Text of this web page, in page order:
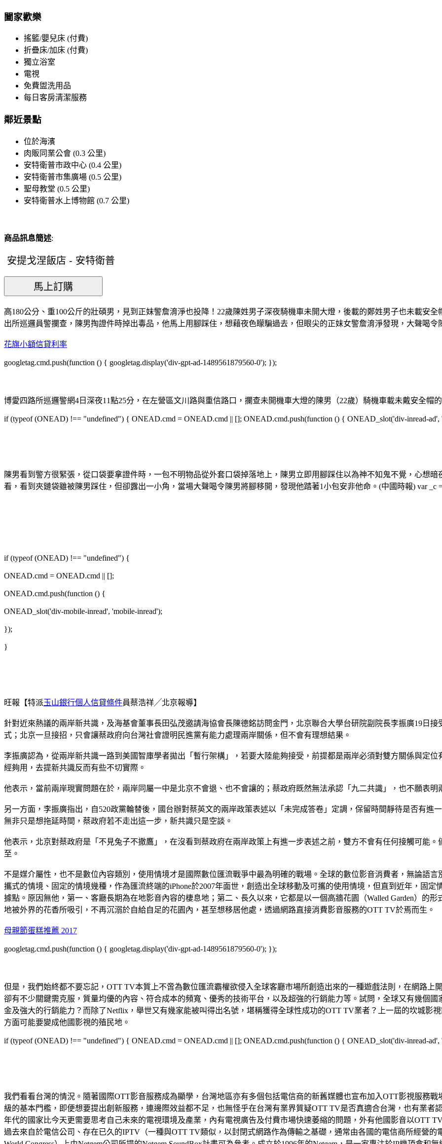
闔家歡樂
搖籃/嬰兒床 (付費)
折疊床/加床 (付費)
獨立浴室
電視
免費盥洗用品
每日客房清潔服務
鄰近景點
位於海濱
肉販同業公會 (0.3 公里)
安特衛普市政中心 (0.4 公里)
安特衛普市集廣場 (0.5 公里)
聖母教堂 (0.5 公里)
安特衛普水上博物館 (0.7 公里)
商品訊息簡述:
高180公分、重100公斤的壯碩男，見到正妹警詹淯淨也投降！22歲陳姓男子深夜騎機車未開大燈，後載的鄭姓男子也未載安
出所巡邏員警攔查，陳男掏證件時掉出毒品，他馬上用腳踩住，想藉夜色矇騙過去，但眼尖的正妹女警詹淯淨發現，大聲喝令
花旗小額信貸利率
googletag.cmd.push(function () { googletag.display('div-gpt-ad-1489561879560-0'); });
博愛四路所巡邏警網4日深夜11點25分，在左營區文川路與重信路口，攔查未開機車大燈的陳男（22歲）騎機車載未戴安全帽的
if (typeof (ONEAD) !== "undefined") { ONEAD.cmd = ONEAD.cmd || []; ONEAD.cmd.push(function () { ONEAD_slot('div-inread-ad',
陳男看到警方很緊張，從口袋要拿證件時，一包不明物品從外套口袋掉落地上，陳男立即用腳踩住以為神不知鬼不覺，心想
看，看到夾鏈袋雖被陳男踩住，但卻露出一小角，當場大聲喝令陳男將腳移開，發現他踏著1小包安非他命。(中國時報) var _c =
if (typeof (ONEAD) !== "undefined") {
ONEAD.cmd = ONEAD.cmd || [];
ONEAD.cmd.push(function () {
ONEAD_slot('div-mobile-inread', 'mobile-inread');
});
}
旺報【特派玉山銀行個人信貸條件員蔡浩祥╱北京報導】
針對近來熱議的兩岸新共識，及海基會董事長田弘茂邀請海協會長陳德銘訪問金門，北京聯合大學台研院副院長李振廣19日
式；北京一旦接招，只會讓蔡政府向台灣社會證明民進黨有能力處理兩岸關係，但不會有理想結果。
李振廣認為，從兩岸新共識一路到美國智庫學者拋出「暫行架構」，若要大陸能夠接受，前提都是兩岸必須對雙方關係與定
經夠用，去提新共識反而有些不切實際。
他表示，當前兩岸現實問題在於，兩岸同屬一中是北京不會退、也不會讓的；蔡政府既然無法承認「九二共識」，也不願表明
另一方面，李振廣指出，自520政黨輪替後，國台辦對蔡英文的兩岸政策表述以「未完成答卷」定調，保留時間靜待是否有進
無非只是想拖延時間，蔡政府若不走出這一步，新共識只是空談。
他表示，北京對蔡政府是「不見兔子不撒鷹」，在沒看到蔡政府在兩岸政策上有進一步表述之前，雙方不會有任何接觸可能
至。
不是媒介屬性，也不是數位內容類別，使用情境才是國際數位匯流戰爭中最為明確的戰場。全球的數位影音消費者，無論語
攜式的情境、固定的情境幾種，作為匯流終端的iPhone於2007年面世，創造出全球移動及可攜的使用情境，但直到近年，固
據點。原因無他，第一、客廳長期為在地影音內容的棲息地；第二、長久以來，它都是以一個高牆花園（Walled Garden）的
地被外界的花香所吸引，不再沉溺於自給自足的花園內，甚至想移居他處，透過網路直接消費影音服務的OTT TV於焉而生。
母親節蛋糕推薦 2017
googletag.cmd.push(function () { googletag.display('div-gpt-ad-1489561879560-0'); });
但是，我們始終都不要忘記，OTT TV本質上不啻為數位匯流霸權欲侵入全球客廳市場所創造出來的一種遊戲法則，在網路上
卻有不少關鍵需克服，質量均優的內容、符合成本的頻寬、優秀的技術平台，以及超強的行銷能力等。試問，全球又有幾個
金及強大的行銷能力？而除了Netflix，舉世又有幾家能被叫得出名號，堪稱獲得全球性成功的OTT TV業者？上一屆的坎城影
方面可能要變成他國影視的殖民地。
if (typeof (ONEAD) !== "undefined") { ONEAD.cmd = ONEAD.cmd || []; ONEAD.cmd.push(function () { ONEAD_slot('div-inread-ad',
我們看看台灣的情況。隨著國際OTT影音服務成為顯學，台灣地區亦有多個包括電信商的新舊媒體也宣布加入OTT影視服務
級的基本門檻，即便想要提出創新服務，連邊際效益都不足，也無怪乎在台灣有業界質疑OTT TV是否真適合台灣，也有業者
年代的國家比今天更需要思考自己未來的電視環境及產業，內有電視廣告及付費市場快速萎縮的問題，外有他國影音以OTT
過去來自於電信公司、存在已久的IPTV（一種與OTT TV類似，以封閉式網路作為傳輸之基礎，通常由各國的電信商所經營